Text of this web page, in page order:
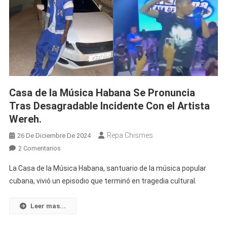
Casa de la Música Habana Se Pronuncia
Tras Desagradable Incidente Con el Artista
Wereh.
26 De Diciembre De 2024 Repa Chismes
2 ComentariosEn
De
La
Habana
La Casa de la Música Habana, santuario de la música popular
cubana, vivió un episodio que terminó en tragedia cultural.
Leer mas...